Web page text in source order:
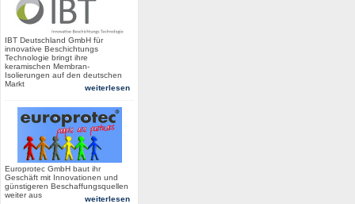
IBT Deutschland GmbH für
innovative Beschichtungs
Technologie bringt ihre
keramischen Membran-
Isolierungen auf den deutschen
Markt
weiterlesen
Europrotec GmbH baut ihr
Geschäft mit Innovationen und
günstigeren Beschaffungsquellen
weiter aus
weiterlesen